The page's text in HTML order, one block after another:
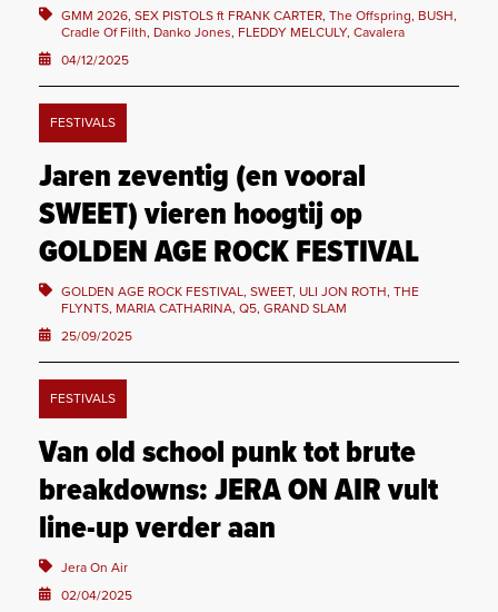
GMM 2026, SEX PISTOLS ft FRANK CARTER, The Offspring, BUSH,
Cradle Of Filth, Danko Jones, FLEDDY MELCULY, Cavalera
04/12/2025
FESTIVALS
Jaren zeventig (en vooral
SWEET) vieren hoogtij op
GOLDEN AGE ROCK FESTIVAL
GOLDEN AGE ROCK FESTIVAL, SWEET, ULI JON ROTH, THE
FLYNTS, MARIA CATHARINA, Q5, GRAND SLAM
25/09/2025
FESTIVALS
Van old school punk tot brute
breakdowns: JERA ON AIR vult
line-up verder aan
Jera On Air
02/04/2025